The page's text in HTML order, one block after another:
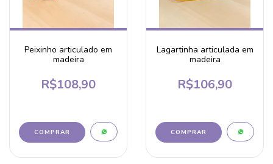
Peixinho articulado em
madeira
R$108,90
Lagartinha articulada em
madeira
R$106,90